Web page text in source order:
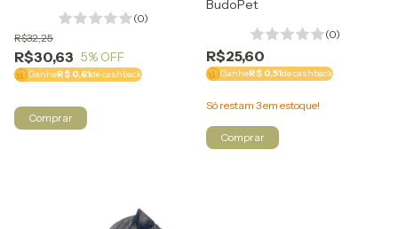
(0)
R$30,63
R$32,25
5% OFF
GanheR$ 0,61de cashback
BudoPet
(0)
R$25,60
GanheR$ 0,51de cashback
Só restam 3em estoque!